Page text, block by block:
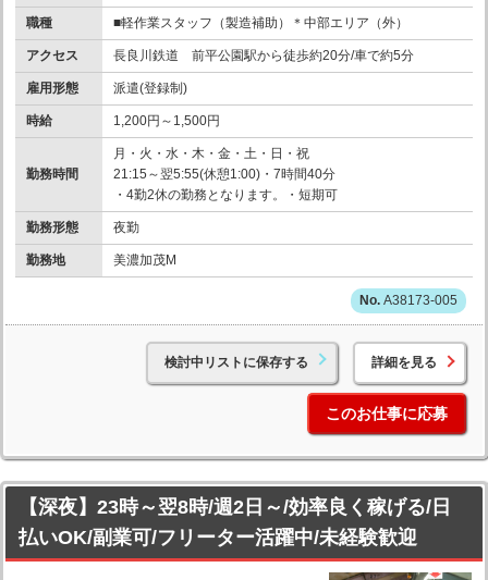
職種 ■軽作業スタッフ（製造補助）＊中部エリア（外）
アクセス 長良川鉄道 前平公園駅から徒歩約20分/車で約5分
雇用形態 派遣(登録制)
時給 1,200円～1,500円
勤務時間
月・火・水・木・金・土・日・祝
21:15～翌5:55(休憩1:00)・7時間40分
・4勤2休の勤務となります。・短期可
勤務形態 夜勤
勤務地 美濃加茂M
A38173-005
検討中リストに保存する 詳細を見る
このお仕事に応募
【深夜】23時～翌8時/週2日～/効率良く稼げる/日
払いOK/副業可/フリーター活躍中/未経験歓迎